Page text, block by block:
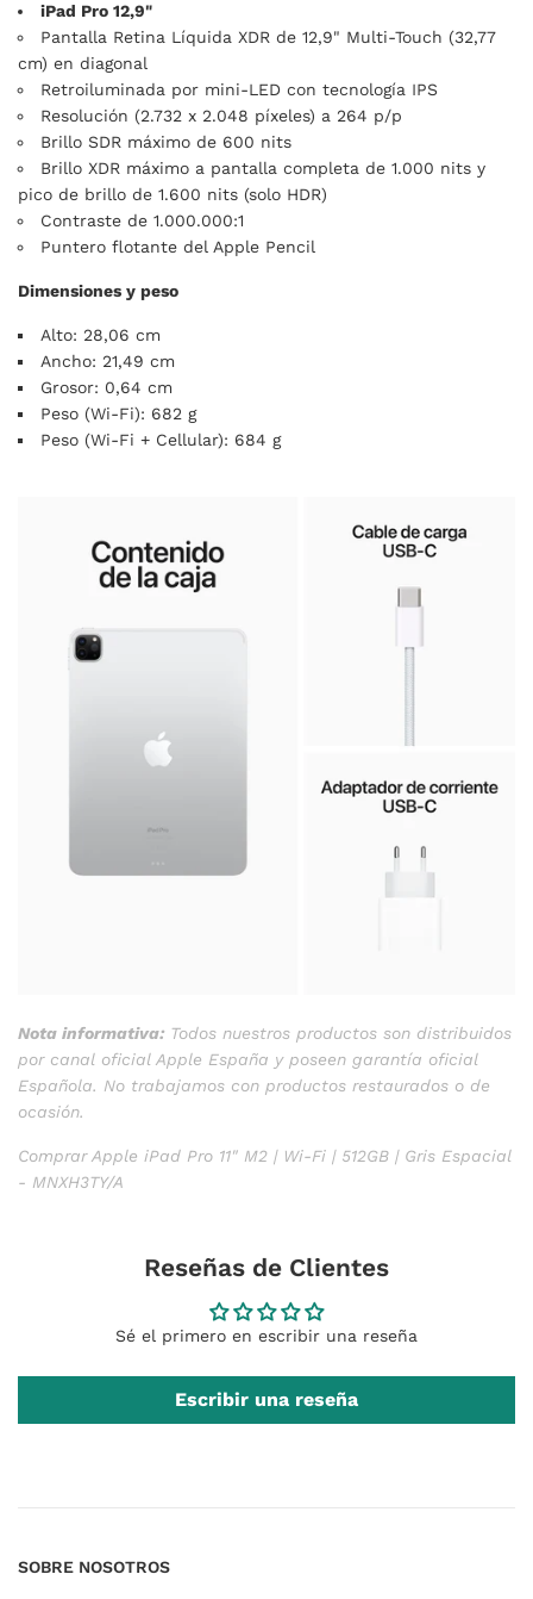
iPad Pro 12,9"
Pantalla Retina Líquida XDR de 12,9" Multi‑Touch (32,77
cm) en diagonal
Retroiluminada por mini-LED con tecnología IPS
Resolución (2.732 x 2.048 píxeles) a 264 p/p
Brillo SDR máximo de 600 nits
Brillo XDR máximo a pantalla completa de 1.000 nits y
pico de brillo de 1.600 nits (solo HDR)
Contraste de 1.000.000:1
Puntero flotante del Apple Pencil
Dimensiones y peso
Alto: 28,06 cm
Ancho: 21,49 cm
Grosor: 0,64 cm
Peso (Wi-Fi): 682 g
Peso (Wi-Fi + Cellular): 684 g
Nota informativa: Todos nuestros productos son distribuidos
por canal oficial Apple España y poseen garantía oficial
Española. No trabajamos con productos restaurados o de
ocasión.
Comprar Apple iPad Pro 11" M2 | Wi-Fi | 512GB | Gris Espacial
- MNXH3TY/A
Reseñas de Clientes
Sé el primero en escribir una reseña
Escribir una reseña
SOBRE NOSOTROS